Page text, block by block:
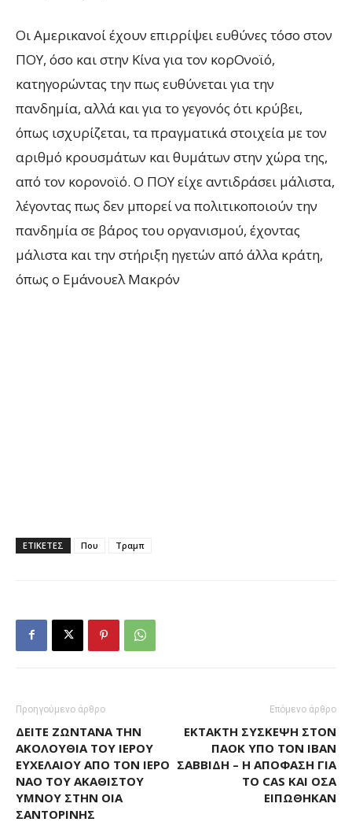
Οι Αμερικανοί έχουν επιρρίψει ευθύνες τόσο στον
ΠΟY, όσο και στην Κίνα για τον κορOνοϊό,
κατηγορώντας την πως ευθύνεται για την
πανδημία, αλλά και για το γεγονός ότι κρύβει,
όπως ισχυρίζεται, τα πραγματικά στοιχεία με τον
αριθμό κρουσμάτων και θυμάτων στην χώρα της,
από τον κορoνοϊό. Ο ΠΟY είχε αντιδράσει μάλιστα,
λέγοντας πως δεν μπορεί να πολιτικοποιούν την
πανδημία σε βάρος του οργανισμού, έχοντας
μάλιστα και την στήριξη ηγετών από άλλα κράτη,
όπως ο Εμάνουελ Μακρόν
ΕΤΙΚΕΤΕΣ Που Τραμπ
Προηγούμενο άρθρο
ΔΕΊΤΕ ΖΩΝΤΑΝΆ ΤΗΝ
ΑΚΟΛΟΥΘΊΑ ΤΟΥ ΙΕΡΟΎ
ΕΥΧΕΛΑΊΟΥ ΑΠΌ ΤΟΝ ΙΕΡΌ
ΝΑΌ ΤΟΥ ΑΚΆΘΙΣΤΟΥ
ΎΜΝΟΥ ΣΤΗΝ ΟΊΑ
ΣΑΝΤΟΡΊΝΗΣ
Επόμενο άρθρο
ΈΚΤΑΚΤΗ ΣΎΣΚΕΨΗ ΣΤΟΝ
ΠΑΟΚ ΥΠΌ ΤΟΝ ΙΒΆΝ
ΣΑΒΒΊΔΗ – Η ΑΠΌΦΑΣΗ ΓΙΑ
ΤΟ CAS ΚΑΙ ΌΣΑ
ΕΙΠΏΘΗΚΑΝ